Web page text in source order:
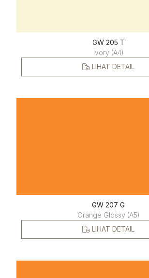
GW 205 T
Ivory (A4)
LIHAT DETAIL
GW 207 G
Orange Glossy (A5)
LIHAT DETAIL